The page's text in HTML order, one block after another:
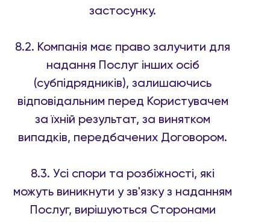
застосунку.
8.2. Компанія має право залучити для
надання Послуг інших осіб
(субпідрядників), залишаючись
відповідальним перед Користувачем
за їхній результат, за винятком
випадків, передбачених Договором.
8.3. Усі спори та розбіжності, які
можуть виникнути у зв'язку з наданням
Послуг, вирішуються Сторонами